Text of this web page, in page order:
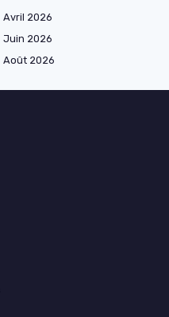
Avril 2026
Juin 2026
Août 2026